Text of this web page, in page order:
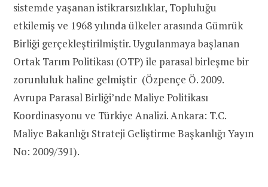
sistemde yaşanan istikrarsızlıklar, Topluluğu
etkilemiş ve 1968 yılında ülkeler arasında Gümrük
Birliği gerçekleştirilmiştir. Uygulanmaya başlanan
Ortak Tarım Politikası (OTP) ile parasal birleşme bir
zorunluluk haline gelmiştir (Özpençe Ö. 2009.
Avrupa Parasal Birliği’nde Maliye Politikası
Koordinasyonu ve Türkiye Analizi. Ankara: T.C.
Maliye Bakanlığı Strateji Geliştirme Başkanlığı Yayın
No: 2009/391).